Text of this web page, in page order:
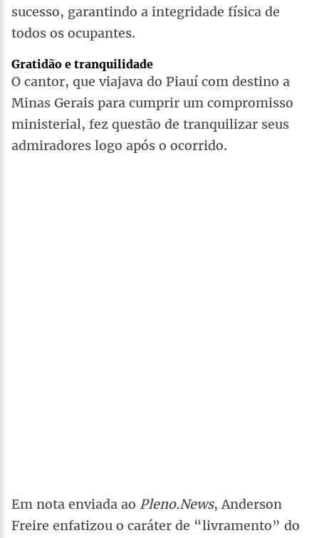
sucesso, garantindo a integridade física de
todos os ocupantes.
Gratidão e tranquilidade
O cantor, que viajava do Piauí com destino a
Minas Gerais para cumprir um compromisso
ministerial, fez questão de tranquilizar seus
admiradores logo após o ocorrido.
Em nota enviada ao Pleno.News, Anderson
Freire enfatizou o caráter de “livramento” do